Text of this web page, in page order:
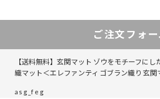
ご注文フォー
【送料無料】玄関マット ゾウをモチーフに
織マット＜エレファンティ ゴブラン織り 玄関
asg_feg